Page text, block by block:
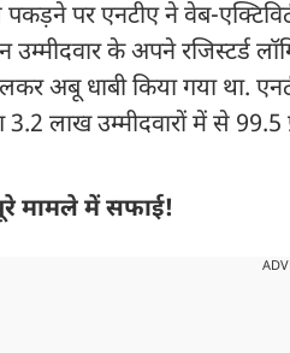
पर एनटीए ने वेब-
उम्मीदवार के अपने रजिस्टर्ड
अबू धाबी किया गया था.
लाख उम्मीदवारों में से
मामले में सफाई!